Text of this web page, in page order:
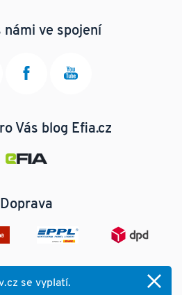
námi ve spojení
Vás blog Efia.cz
Doprava
ForActiv.cz s.r.o
se vyplatí.